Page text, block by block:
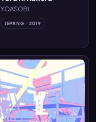
YOASOBI
JEPANG · 2019